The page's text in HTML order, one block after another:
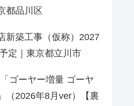
都品川区
新築工事（仮称）2027
定｜東京都立川市
ゴーヤー増量 ゴーヤ
（2026年8月ver）【裏